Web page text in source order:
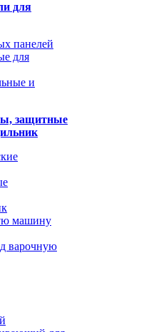
для
панелей
для
и
защитные
машину
варочную